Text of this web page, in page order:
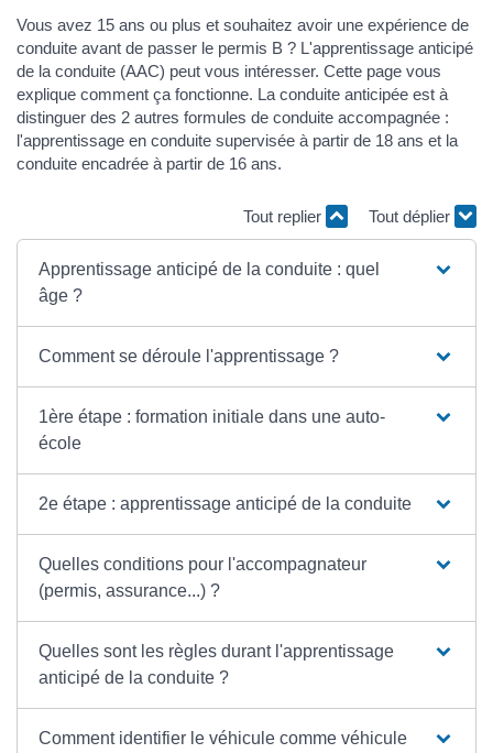
Vous avez 15 ans ou plus et souhaitez avoir une expérience de
conduite avant de passer le permis B ? L'apprentissage anticipé
de la conduite (AAC) peut vous intéresser. Cette page vous
explique comment ça fonctionne. La conduite anticipée est à
distinguer des 2 autres formules de conduite accompagnée :
l'apprentissage en conduite supervisée à partir de 18 ans et la
conduite encadrée à partir de 16 ans.
Tout replier Tout déplier
Apprentissage anticipé de la conduite : quel
âge ?
Comment se déroule l'apprentissage ?
1ère étape : formation initiale dans une auto-
école
2e étape : apprentissage anticipé de la conduite
Quelles conditions pour l'accompagnateur
(permis, assurance...) ?
Quelles sont les règles durant l'apprentissage
anticipé de la conduite ?
Comment identifier le véhicule comme véhicule